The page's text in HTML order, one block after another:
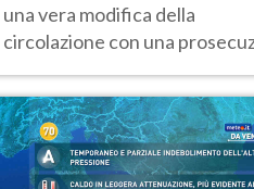
una vera modifica della
circolazione con una
giorni, compresa la settimana
Ferragosto